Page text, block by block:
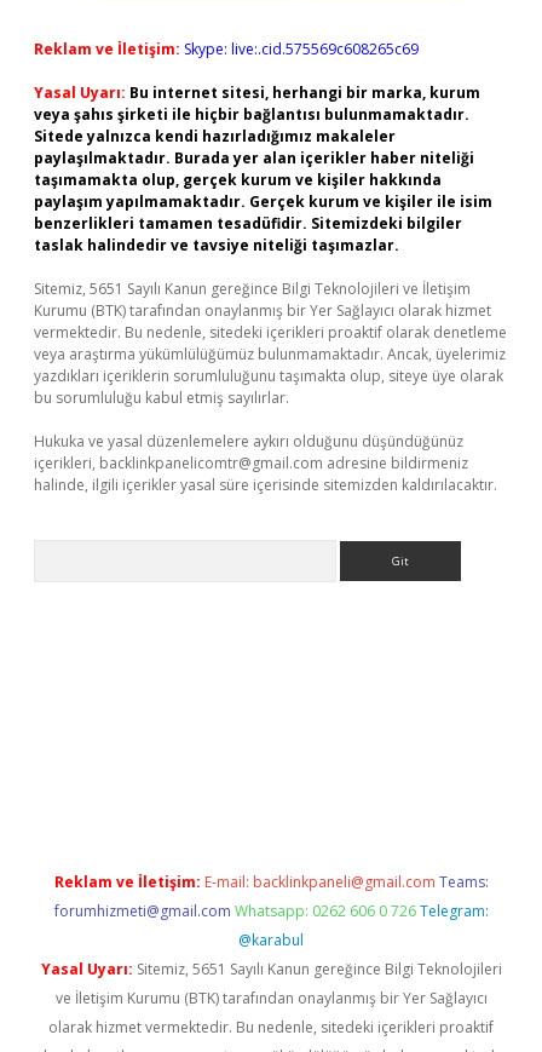
Reklam ve İletişim: Skype: live:.cid.575569c608265c69
Yasal Uyarı: Bu internet sitesi, herhangi bir marka, kurum
veya şahıs şirketi ile hiçbir bağlantısı bulunmamaktadır.
Sitede yalnızca kendi hazırladığımız makaleler
paylaşılmaktadır. Burada yer alan içerikler haber niteliği
taşımamakta olup, gerçek kurum ve kişiler hakkında
paylaşım yapılmamaktadır. Gerçek kurum ve kişiler ile isim
benzerlikleri tamamen tesadüfidir. Sitemizdeki bilgiler
taslak halindedir ve tavsiye niteliği taşımazlar.
Sitemiz, 5651 Sayılı Kanun gereğince Bilgi Teknolojileri ve İletişim
Kurumu (BTK) tarafından onaylanmış bir Yer Sağlayıcı olarak hizmet
vermektedir. Bu nedenle, sitedeki içerikleri proaktif olarak denetleme
veya araştırma yükümlülüğümüz bulunmamaktadır. Ancak, üyelerimiz
yazdıkları içeriklerin sorumluluğunu taşımakta olup, siteye üye olarak
bu sorumluluğu kabul etmiş sayılırlar.
Hukuka ve yasal düzenlemelere aykırı olduğunu düşündüğünüz
içerikleri, backlinkpanelicomtr@gmail.com adresine bildirmeniz
halinde, ilgili içerikler yasal süre içerisinde sitemizden kaldırılacaktır.
Reklam ve İletişim: E-mail: backlinkpaneli@gmail.com Teams:
forumhizmeti@gmail.com Whatsapp: 0262 606 0 726 Telegram:
@karabul
Yasal Uyarı: Sitemiz, 5651 Sayılı Kanun gereğince Bilgi Teknolojileri
ve İletişim Kurumu (BTK) tarafından onaylanmış bir Yer Sağlayıcı
olarak hizmet vermektedir. Bu nedenle, sitedeki içerikleri proaktif